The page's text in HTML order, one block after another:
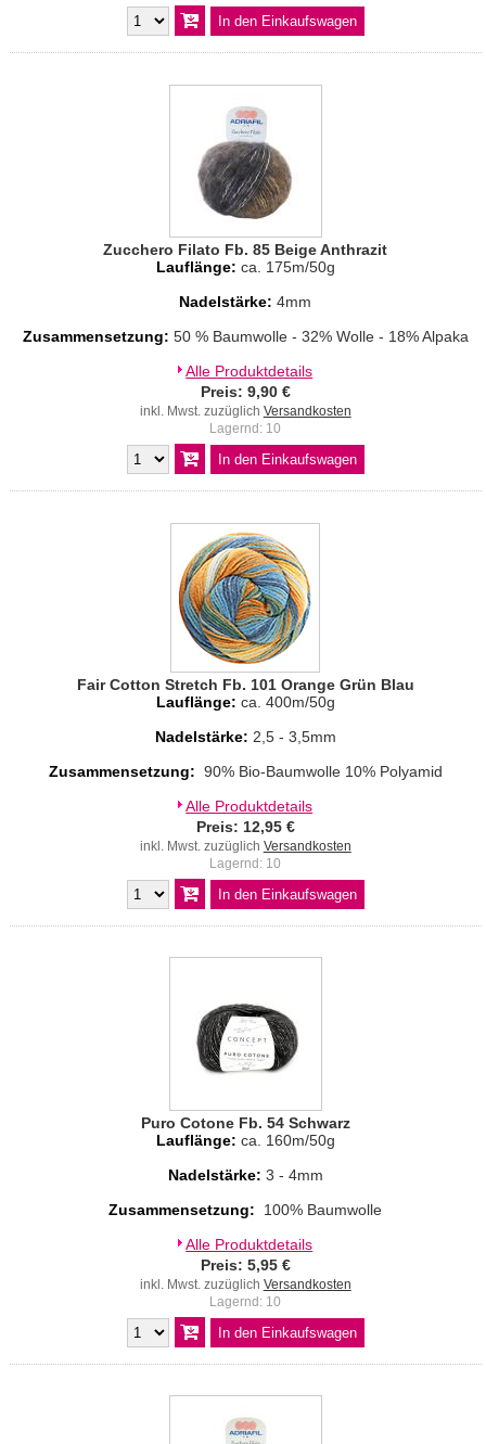
Zucchero Filato Fb. 85 Beige Anthrazit
Lauflänge: ca. 175m/50g
Nadelstärke: 4mm
Zusammensetzung: 50 % Baumwolle - 32% Wolle - 18% Alpaka
Alle Produktdetails
Preis: 9,90 €
inkl. Mwst. zuzüglich Versandkosten
Lagernd: 10
Fair Cotton Stretch Fb. 101 Orange Grün Blau
Lauflänge: ca. 400m/50g
Nadelstärke: 2,5 - 3,5mm
Zusammensetzung: 90% Bio-Baumwolle 10% Polyamid
Alle Produktdetails
Preis: 12,95 €
inkl. Mwst. zuzüglich Versandkosten
Lagernd: 10
Puro Cotone Fb. 54 Schwarz
Lauflänge: ca. 160m/50g
Nadelstärke: 3 - 4mm
Zusammensetzung:
100% Baumwolle
Alle Produktdetails
Preis: 5,95 €
inkl. Mwst. zuzüglich Versandkosten
Lagernd: 10